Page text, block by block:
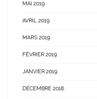
MAI 2019
AVRIL 2019
MARS 2019
FÉVRIER 2019
JANVIER 2019
DÉCEMBRE 2018